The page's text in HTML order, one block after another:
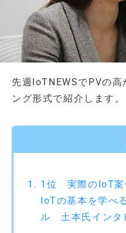
先週IoTNEWSでPVの
ング形式で紹介します
1位 実際のIoT案
IoTの基本を学べ
ル 土本氏インタ